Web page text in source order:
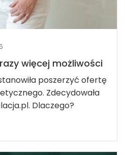
więcej możliwości
poszerzyć ofertę
Zdecydowała
Dlaczego?